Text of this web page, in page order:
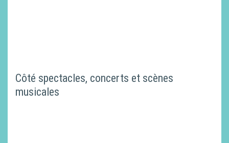
Côté spectacles, concerts et scènes
musicales